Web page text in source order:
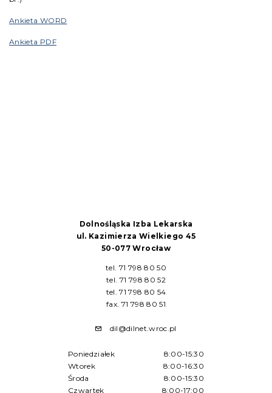
Ankieta WORD
Ankieta PDF
Dolnośląska Izba Lekarska
ul. Kazimierza Wielkiego 45
50-077 Wrocław
tel. 71 798 80 50
tel. 71 798 80 52
tel. 71 798 80 54
fax. 71 798 80 51
dil@dilnet.wroc.pl
Poniedziałek
8:00-15:30
Wtorek
8:00-16:30
Środa
8:00-15:30
Czwartek
8:00-17:00